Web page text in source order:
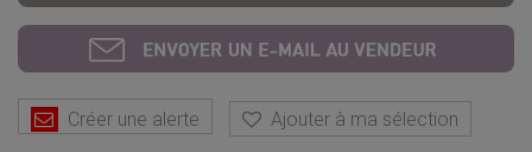
Créer une alerte Ajouter à ma sélection